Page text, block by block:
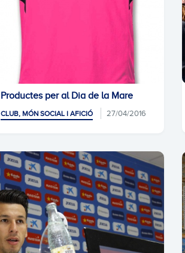
Productes per al Dia de la Mare
CLUB, MÓN SOCIAL I AFICIÓ 27/04/2016